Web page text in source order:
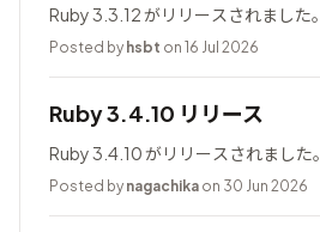
Ruby 3.3.12 がリリースされました。
Posted by hsbt on 16 Jul 2026
Ruby 3.4.10 リリース
Ruby 3.4.10 がリリースされました。
Posted by nagachika on 30 Jun 2026